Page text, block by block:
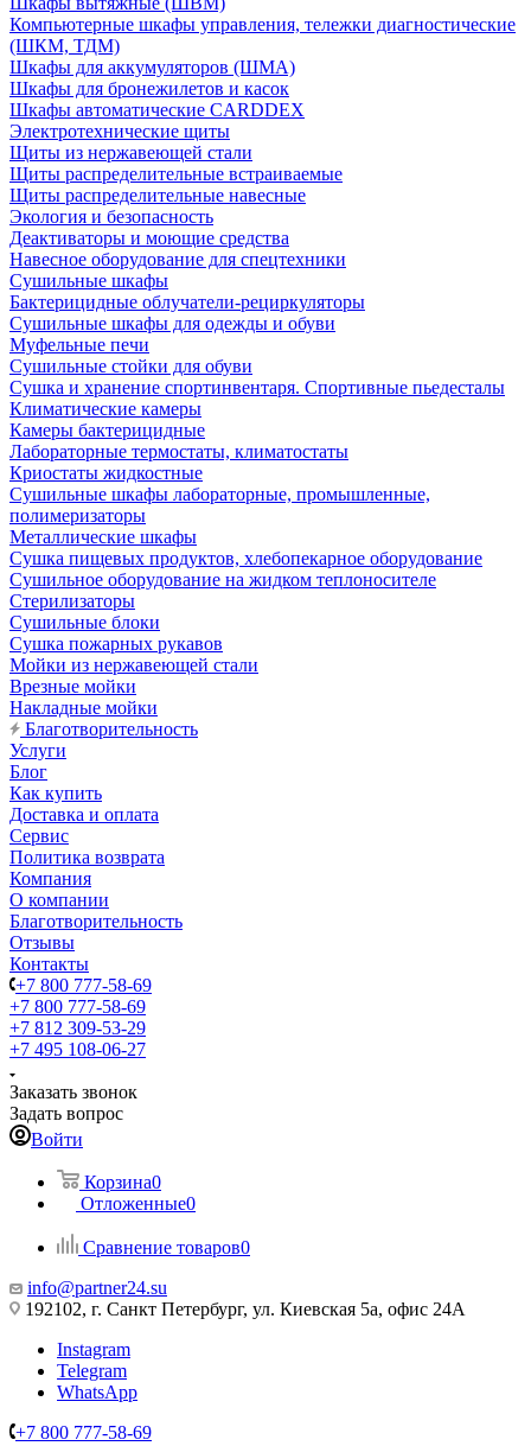
Компьютерные шкафы управления, тележки диагностические
(ШКМ, ТДМ)
Шкафы для аккумуляторов (ШМА)
Шкафы для бронежилетов и касок
Шкафы автоматические CARDDEX
Электротехнические щиты
Щиты из нержавеющей стали
Щиты распределительные встраиваемые
Щиты распределительные навесные
Экология и безопасность
Деактиваторы и моющие средства
Навесное оборудование для спецтехники
Сушильные шкафы
Бактерицидные облучатели-рециркуляторы
Сушильные шкафы для одежды и обуви
Муфельные печи
Сушильные стойки для обуви
Сушка и хранение спортинвентаря. Спортивные пьедесталы
Климатические камеры
Камеры бактерицидные
Лабораторные термостаты, климатостаты
Криостаты жидкостные
Сушильные шкафы лабораторные, промышленные,
полимеризаторы
Металлические шкафы
Сушка пищевых продуктов, хлебопекарное оборудование
Сушильное оборудование на жидком теплоносителе
Стерилизаторы
Сушильные блоки
Сушка пожарных рукавов
Мойки из нержавеющей стали
Врезные мойки
Накладные мойки
Благотворительность
Услуги
Блог
Как купить
Доставка и оплата
Сервис
Политика возврата
Компания
О компании
Благотворительность
Отзывы
Контакты
+7 800 777-58-69
+7 800 777-58-69
+7 812 309-53-29
+7 495 108-06-27
Заказать звонок
Задать вопрос
Войти
Корзина0
Отложенные0
Сравнение товаров0
info@partner24.su
192102, г. Санкт Петербург, ул. Киевская 5а, офис 24А
Instagram
Telegram
WhatsApp
+7 800 777-58-69